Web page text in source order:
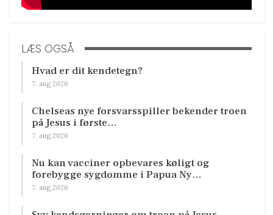
LÆS OGSÅ
Hvad er dit kendetegn?
7. aug 2026
Chelseas nye forsvarsspiller bekender troen
på Jesus i første…
7. aug 2026
Nu kan vacciner opbevares køligt og
forebygge sygdomme i Papua Ny…
7. aug 2026